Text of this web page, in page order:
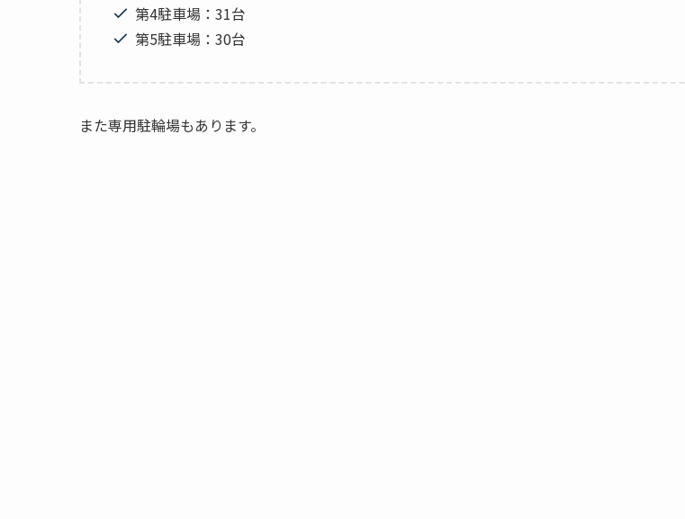
第4駐車場：31台
第5駐車場：30台
また専用駐輪場もあります。